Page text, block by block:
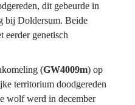
dit gebeurde in
bij Doldersum. Beide
eerder genetisch
(GW4009m) op
territorium doodgereden
wolf werd in december